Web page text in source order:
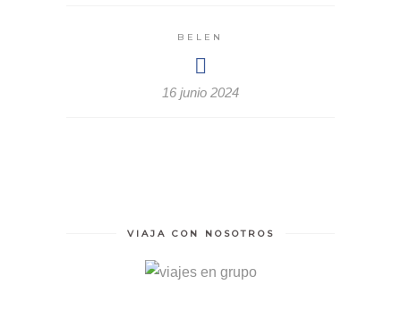
BELEN
16 junio 2024
VIAJA CON NOSOTROS